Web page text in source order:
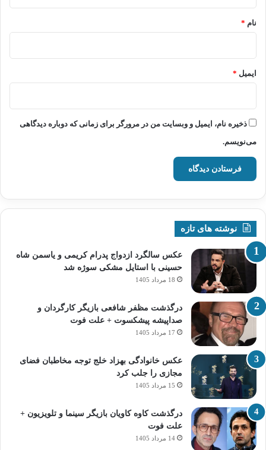
نام *
ایمیل *
ذخیره نام، ایمیل و وبسایت من در مرورگر برای زمانی که دوباره دیدگاهی
می‌نویسم.
نوشته های تازه
عکس سالگرد ازدواج پدرام کریمی و یاسمن شاه‌
حسینی با استایل مشکی سوژه شد
18 مرداد 1405
درگذشت مظفر شافعی بازیگر کارگردان و
صداپیشه پیشکسوت + علت فوت
17 مرداد 1405
عکس خانوادگی بهزاد خلج توجه مخاطبان فضای
مجازی را جلب کرد
15 مرداد 1405
درگذشت کاوه کاویان بازیگر سینما و تلویزیون +
علت فوت
14 مرداد 1405